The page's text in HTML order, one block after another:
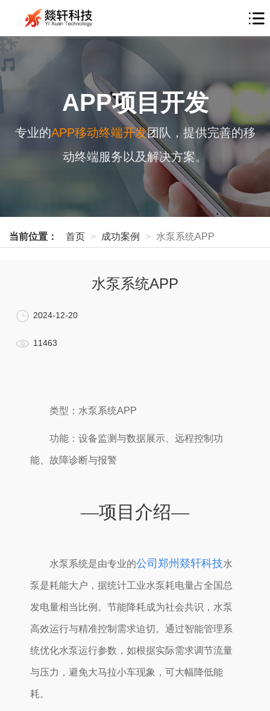
APP项目开发
专业的APP移动终端开发团队，提供完善的移
动终端服务以及解决方案。
当前位置： 首页 成功案例 水泵系统APP
水泵系统APP
2024-12-20
11463
类型：水泵系统APP
功能：设备监测与数据展示、远程控制功
能、故障诊断与报警
—项目介绍—
水泵系统是由专业的公司郑州燚轩科技水
泵是耗能大户，据统计工业水泵耗电量占全国总
发电量相当比例。节能降耗成为社会共识，水泵
高效运行与精准控制需求迫切。通过智能管理系
统优化水泵运行参数，如根据实际需求调节流量
与压力，避免大马拉小车现象，可大幅降低能
耗。